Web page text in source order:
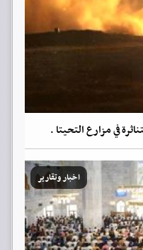
في مزارع التحيتا .
اخبار وتقارير